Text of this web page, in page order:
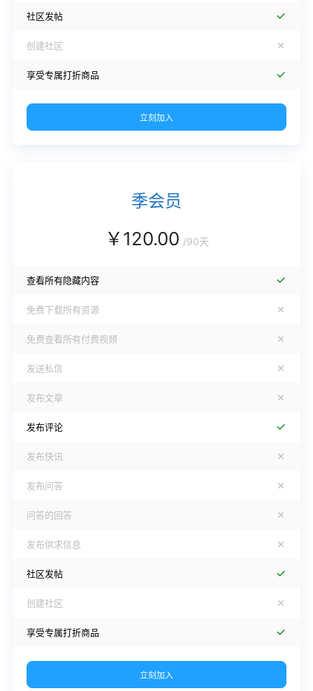
社区发帖
创建社区
享受专属打折商品
立刻加入
季会员
￥120.00 /90天
查看所有隐藏内容
免费下载所有资源
免费查看所有付费视频
发送私信
发布文章
发布评论
发布快讯
发布问答
问答的回答
发布供求信息
社区发帖
创建社区
享受专属打折商品
立刻加入